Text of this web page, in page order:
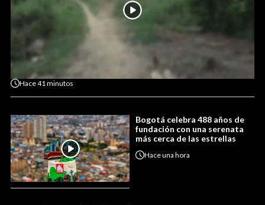
Hace41 minutos
Bogotá celebra 488 años de
fundación con una serenata
más cerca de las estrellas
Haceuna hora